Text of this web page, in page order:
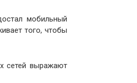
мобильный
того, чтобы
сетей выражают